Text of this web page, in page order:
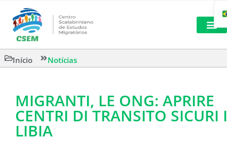
Início Notícias
MIGRANTI, LE ONG: APRIRE
CENTRI DI TRANSITO SICURI
LIBIA